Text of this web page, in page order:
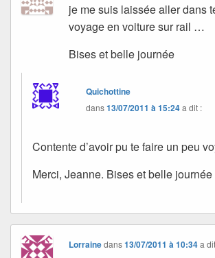
je me suis laissée aller dans
voyage en voiture sur rail …
Bises et belle journée
Quichottine
dans13/07/2011 à 15:24a dit :
Contente d’avoir pu te faire un peu
Merci, Jeanne. Bises et belle
Lorrainedans13/07/2011 à 10:34 a